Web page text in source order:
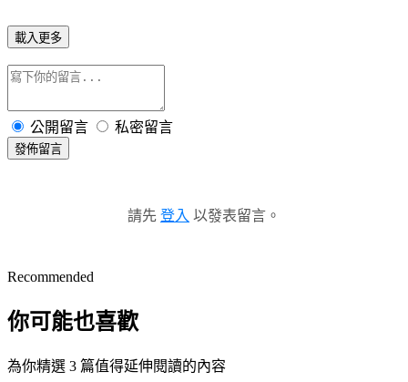
載入更多
公開留言 私密留言
發佈留言
請先 登入 以發表留言。
Recommended
你可能也喜歡
為你精選 3 篇值得延伸閱讀的內容